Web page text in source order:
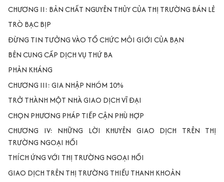
CHƯƠNG II: BẢN CHẤT NGUYÊN THỦY CỦA THỊ TRƯỜNG BÁN LẺ
TRÒ BẠC BỊP
ĐỪNG TIN TƯỞNG VÀO TỔ CHỨC MÔI GIỚI CỦA BẠN
BÊN CUNG CẤP DỊCH VỤ THỨ BA
PHẢN KHÁNG
CHƯƠNG III: GIA NHẬP NHÓM 10%
TRỞ THÀNH MỘT NHÀ GIAO DỊCH VĨ ĐẠI
CHỌN PHƯƠNG PHÁP TIẾP CẬN PHÙ HỢP
CHƯƠNG IV: NHỮNG LỜI KHUYÊN GIAO DỊCH TRÊN THỊ
TRƯỜNG NGOẠI HỐI
THÍCH ỨNG VỚI THỊ TRƯỜNG NGOẠI HỐI
GIAO DỊCH TRÊN THỊ TRƯỜNG THIẾU THANH KHOẢN